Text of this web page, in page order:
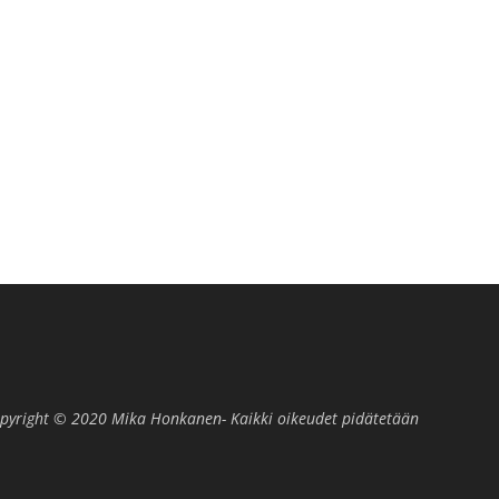
© 2020 Mika Honkanen- Kaikki oikeudet pidätetään